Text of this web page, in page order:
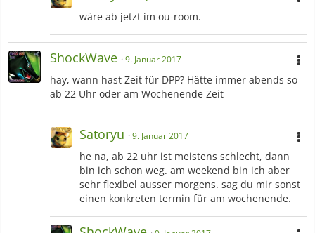
wäre ab jetzt im ou-room.
ShockWave 9. Januar 2017
hay, wann hast Zeit für DPP? Hätte immer abends so
ab 22 Uhr oder am Wochenende Zeit
Satoryu 9. Januar 2017
he na, ab 22 uhr ist meistens schlecht, dann
bin ich schon weg. am weekend bin ich aber
sehr flexibel ausser morgens. sag du mir sonst
einen konkreten termin für am wochenende.